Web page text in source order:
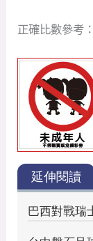
正確比數參考